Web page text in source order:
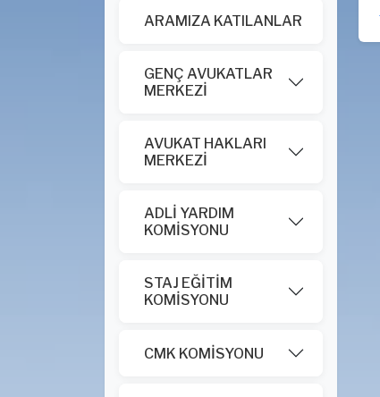
ARAMIZA KATILANLAR
GENÇ AVUKATLAR
MERKEZİ
AVUKAT HAKLARI
MERKEZİ
ADLİ YARDIM
KOMİSYONU
STAJ EĞİTİM
KOMİSYONU
CMK KOMİSYONU